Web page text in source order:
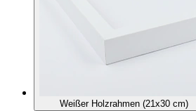
Weißer Holzrahmen (21x30 cm)